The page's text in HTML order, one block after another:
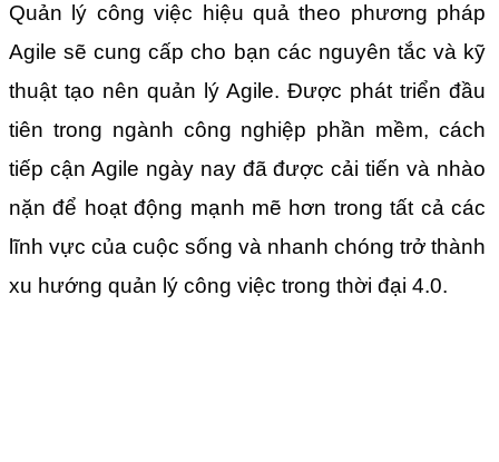
Quản lý công việc hiệu quả theo phương pháp
Agile sẽ cung cấp cho bạn các nguyên tắc và kỹ
thuật tạo nên quản lý Agile. Được phát triển đầu
tiên trong ngành công nghiệp phần mềm, cách
tiếp cận Agile ngày nay đã được cải tiến và nhào
nặn để hoạt động mạnh mẽ hơn trong tất cả các
lĩnh vực của cuộc sống và nhanh chóng trở thành
xu hướng quản lý công việc trong thời đại 4.0.